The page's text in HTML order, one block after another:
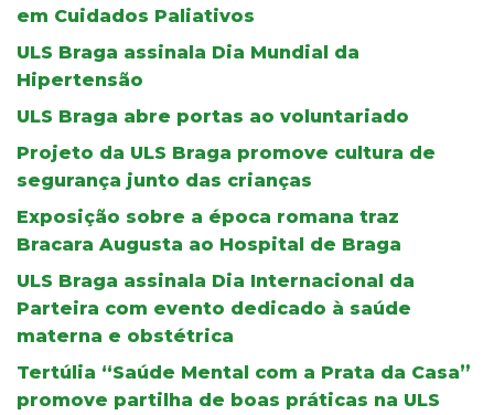
em Cuidados Paliativos
ULS Braga assinala Dia Mundial da
Hipertensão
ULS Braga abre portas ao voluntariado
Projeto da ULS Braga promove cultura de
segurança junto das crianças
Exposição sobre a época romana traz
Bracara Augusta ao Hospital de Braga
ULS Braga assinala Dia Internacional da
Parteira com evento dedicado à saúde
materna e obstétrica
Tertúlia “Saúde Mental com a Prata da Casa”
promove partilha de boas práticas na ULS